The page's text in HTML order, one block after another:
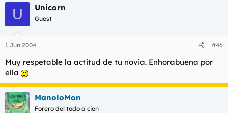
U Unicorn
Guest
1 Jun 2004 #46
Muy respetable la actitud de tu novia. Enhorabuena por
ella
ManoloMon
Forero del todo a cien